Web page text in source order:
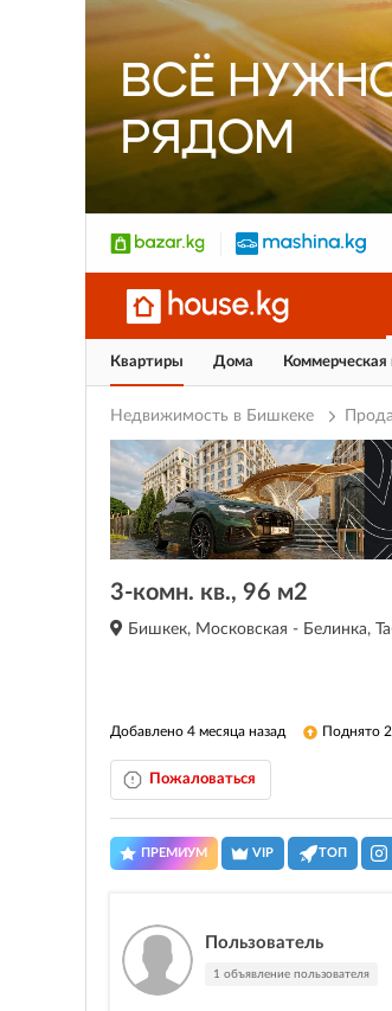
Квартиры Дома
Недвижимость в Бишкеке
3-комн. кв., 96 м2
Бишкек, Московская - Белинка,
Добавлено 4 месяца назад Поднято
Пожаловаться
ПРЕМИУМ VIP ТОП
Пользователь
1 объявление пользователя